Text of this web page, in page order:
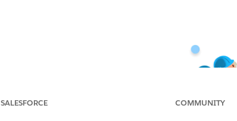
SALESFORCE COMMUNITY